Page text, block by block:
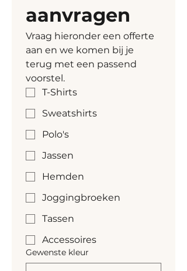
Heather Haze, dat GRS-
gecertificeerd is.
aanvragen
Vraag hieronder een offerte
aan en we komen bij je
terug met een passend
voorstel.
T-Shirts
Sweatshirts
Polo's
Jassen
Hemden
Joggingbroeken
Tassen
Accessoires
Gewenste kleur